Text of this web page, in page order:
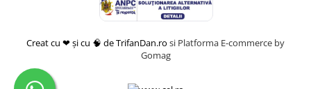
Creat cu ❤ și cu 🧠 de TrifanDan.ro si Platforma E-commerce by
Gomag